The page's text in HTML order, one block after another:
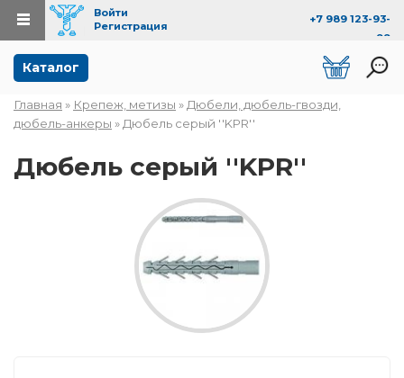
Перейти к основному содержанию
+7 989 123-93-
99
Войти
Регистрация
Каталог
Вы здесь
Главная » Крепеж, метизы » Дюбели, дюбель-гвозди,
дюбель-анкеры » Дюбель серый ''KPR''
Дюбель серый ''KPR''